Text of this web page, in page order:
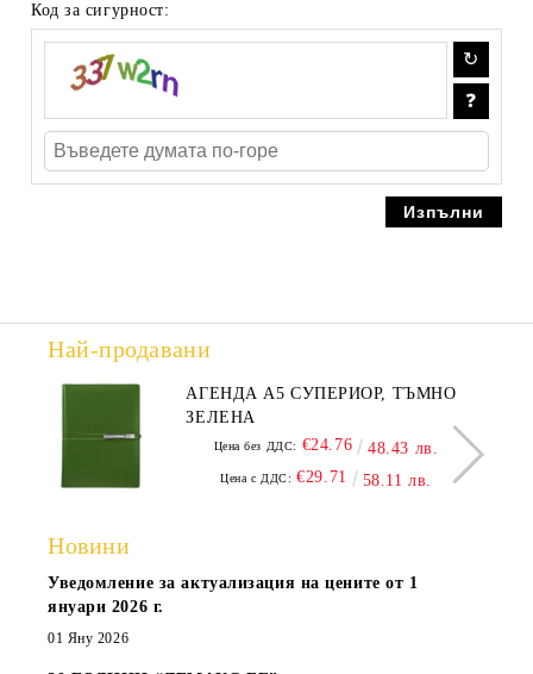
Код за сигурност:
Най-продавани
АГЕНДА А5 СУПЕРИОР, ТЪМНО
ЗЕЛЕНА
Цена без ДДС: €24.76 48.43 лв.
Цена с ДДС: €29.71 58.11 лв.
Новини
Уведомление за актуализация на цените от 1
януари 2026 г.
01 Яну 2026